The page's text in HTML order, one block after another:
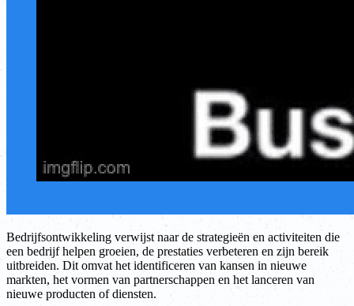
Bedrijfsontwikkeling verwijst naar de strategieën en activiteiten die
een bedrijf helpen groeien, de prestaties verbeteren en zijn bereik
uitbreiden. Dit omvat het identificeren van kansen in nieuwe
markten, het vormen van partnerschappen en het lanceren van
nieuwe producten of diensten.